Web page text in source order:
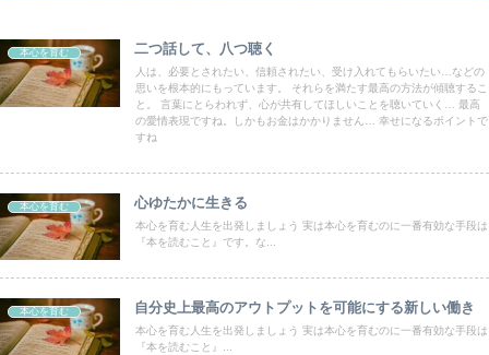
本心を育む 二つ話して、八つ聴く
人は、必要とされたい、信頼されたい、受け入れてもらいたい…などの
思いを根本的にもっています。 それらを満たす最高の方法が傾聴するこ
と。 言葉にとらわれず、心が共有してほしいことを聴いていく… 最高
の愛情表現ですね。しかもお金はかかりません… 幸せになるポイントで
すね
本心を育む 心ゆたかに生きる
本心を育む人生を出発しましょう 実は本心を育むのに一番有効な手段は
『本を読むこと』です。な...
本心を育む 自分史上最高のアウトプットを可能にする新しい働き
本心を育む人生を出発しましょう 実は本心を育むのに一番有効な手段は
『本を読むこと』...